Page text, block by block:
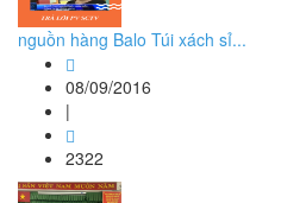
nguồn hàng Balo Túi xách sỉ...
08/09/2016
|
2322